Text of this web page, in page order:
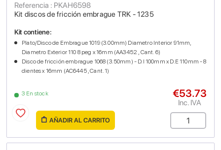
Kit discos de fricción embrague TRK - 1235
Referencia : PKAH6598
3 En stock
Kit contiene:
Plato/Disco de Embrague 1019 (3.00mm) Diametro Interior 91mm,
Diametro Exterior 110 8 peg x 16mm (AA3452 , Cant. 6)
Disco de fricción embrague 1068 (3.50mm) - D.I 100mm x D.E 110mm - 8
dientes x 16mm (AC6445 , Cant. 1)
€53.73
Inc. IVA
AÑADIR AL CARRITO